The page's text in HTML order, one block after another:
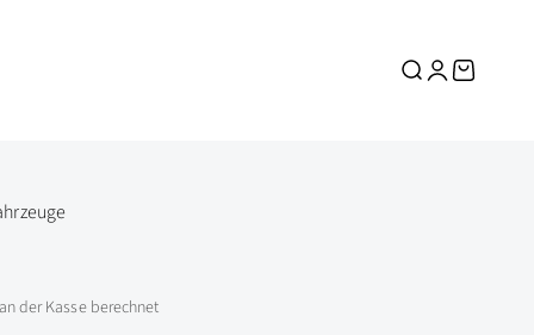
SucheAnmelden
der Kasse berechnet